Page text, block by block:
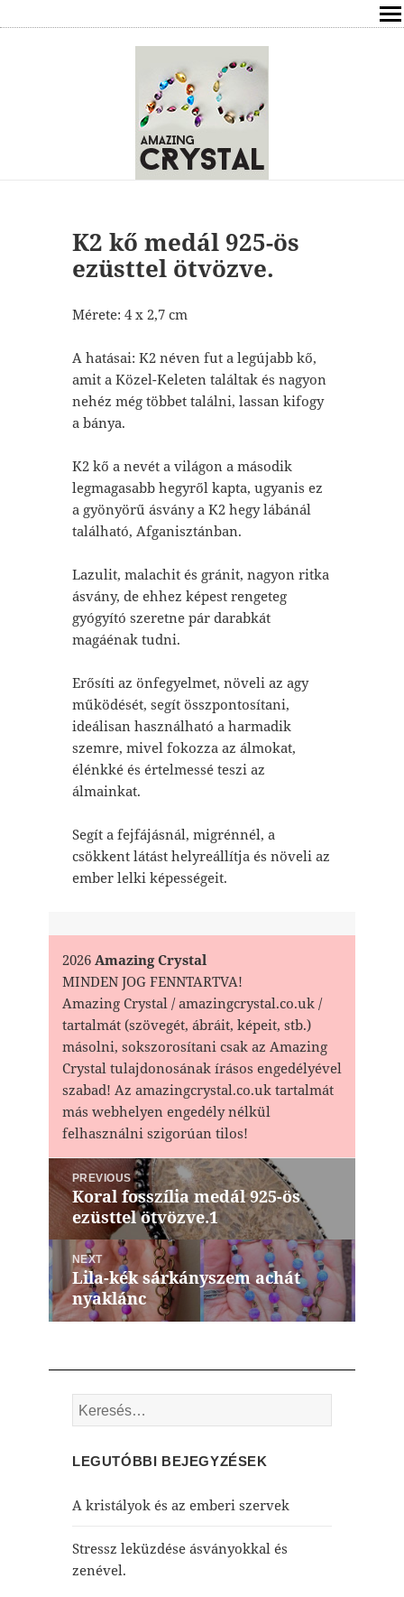
ÍRÁSOK
ÁSVÁNYOK HATÁSAI
ELÉRHETŐSÉG
ONLINE GYÓGYÍTÁS,TANÁCSADÁS
FREE
VÁSÁRLÁS / KOSÁR
K2 kő medál 925-ös
ezüsttel ötvözve.
Mérete: 4 x 2,7 cm
A hatásai: K2 néven fut a legújabb kő,
amit a Közel-Keleten találtak és nagyon
nehéz még többet találni, lassan kifogy
a bánya.
K2 kő a nevét a világon a második
legmagasabb hegyről kapta, ugyanis ez
a gyönyörű ásvány a K2 hegy lábánál
található, Afganisztánban.
Lazulit, malachit és gránit, nagyon ritka
ásvány, de ehhez képest rengeteg
gyógyító szeretne pár darabkát
magáénak tudni.
Erősíti az önfegyelmet, növeli az agy
működését, segít összpontosítani,
ideálisan használható a harmadik
szemre, mivel fokozza az álmokat,
élénkké és értelmessé teszi az
álmainkat.
Segít a fejfájásnál, migrénnél, a
csökkent látást helyreállítja és növeli az
ember lelki képességeit.
2026Amazing Crystal
MINDEN JOG FENNTARTVA!
Amazing Crystal / amazingcrystal.co.uk /
tartalmát (szövegét, ábráit, képeit, stb.)
másolni, sokszorosítani csak az Amazing
Crystal tulajdonosának írásos engedélyével
szabad! Az amazingcrystal.co.uk tartalmát
más webhelyen engedély nélkül
felhasználni szigorúan tilos!
Bejegyzés
navigáció
PREVIOUS
Previous
post:
Koral fosszília medál 925-ös
ezüsttel ötvözve.1
NEXT
Next
post:
Lila-kék sárkányszem achát
nyaklánc
Keresés:
LEGUTÓBBI BEJEGYZÉSEK
A kristályok és az emberi szervek
Stressz leküzdése ásványokkal és
zenével.